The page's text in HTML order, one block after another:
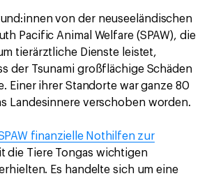
von der neuseeländischen
Pacific Animal Welfare (SPAW), die
tierärztliche Dienste leistet,
der Tsunami großflächige Schäden
Einer ihrer Standorte war ganze 80
Landesinnere verschoben worden.
finanzielle Nothilfen zur
die Tiere Tongas wichtigen
Es handelte sich um eine